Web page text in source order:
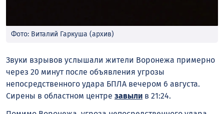
Фото: Виталий Гаркуша (архив)
Звуки взрывов услышали жители Воронежа примерно
через 20 минут после объявления угрозы
непосредственного удара БПЛА вечером 6 августа.
Сирены в областном центре завыли в 21:24.